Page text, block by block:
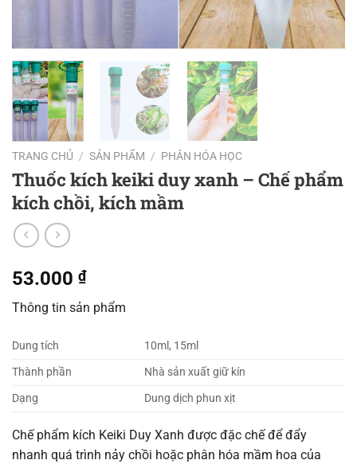
TRANG CHỦ / SẢN PHẨM / PHÂN HÓA HỌC
Thuốc kích keiki duy xanh – Chế phẩm
kích chồi, kích mầm
53.000 ₫
Thông tin sản phẩm
Dung tích
10ml, 15ml
Thành phần
Nhà sản xuất giữ kín
Dạng
Dung dịch phun xịt
Chế phẩm kích Keiki Duy Xanh được đặc chế để đẩy
nhanh quá trình nảy chồi hoặc phân hóa mầm hoa của